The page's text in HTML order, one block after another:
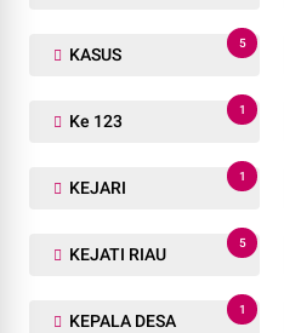
KASUS
5
Ke 123
1
KEJARI
1
KEJATI RIAU
5
KEPALA DESA
1